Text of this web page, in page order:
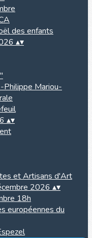
des enfants
▴▾
Mariou-
▴▾
et Artisans d'Art
2026 ▴▾
18h
européennes du